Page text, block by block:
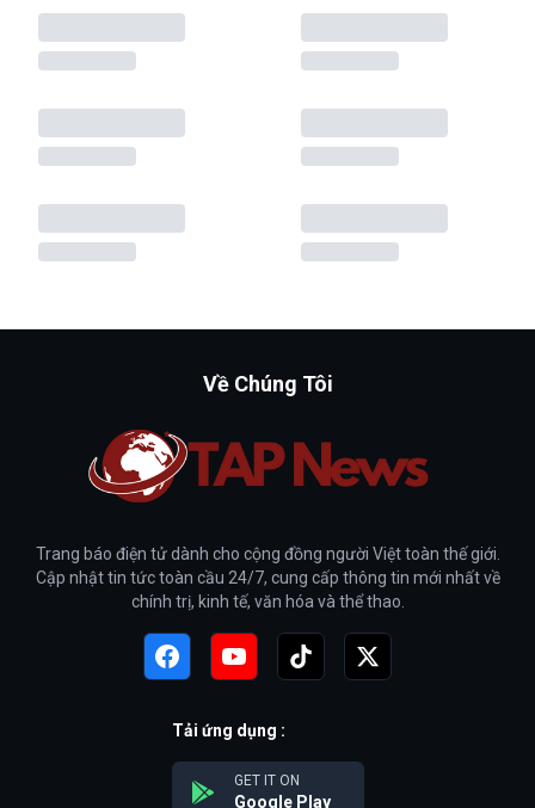
Về Chúng Tôi
Trang báo điện tử dành cho cộng đồng người Việt toàn thế giới.
Cập nhật tin tức toàn cầu 24/7, cung cấp thông tin mới nhất về
chính trị, kinh tế, văn hóa và thể thao.
Tải ứng dụng :
GET IT ON
Google Play